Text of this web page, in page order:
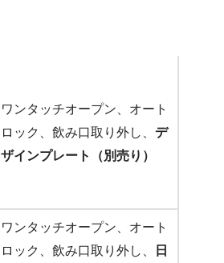
ワンタッチオープン、オート
ロック、飲み口取り外し、 デ
ザインプレート（別売り）
ワンタッチオープン、オート
ロック、飲み口取り外し、 日